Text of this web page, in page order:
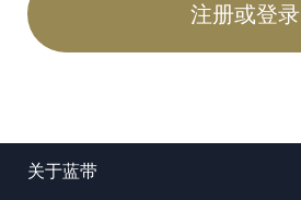
注册或登录
关于蓝带